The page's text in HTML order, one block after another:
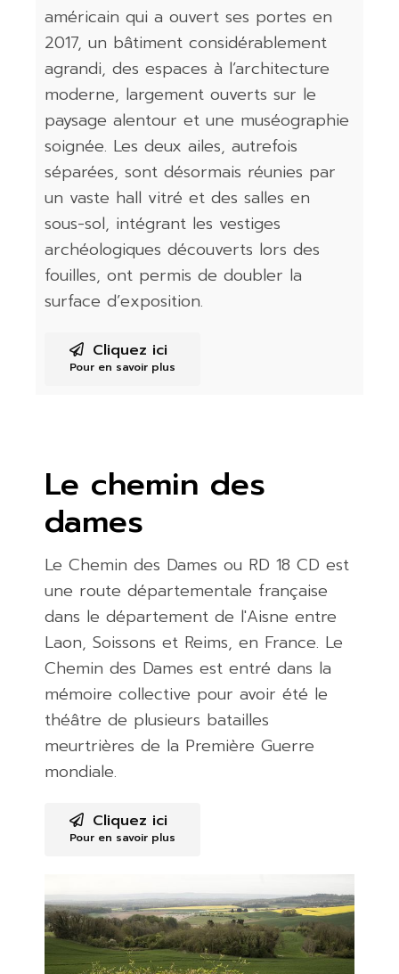
américain qui a ouvert ses portes en
2017, un bâtiment considérablement
agrandi, des espaces à l’architecture
moderne, largement ouverts sur le
paysage alentour et une muséographie
soignée. Les deux ailes, autrefois
séparées, sont désormais réunies par
un vaste hall vitré et des salles en
sous-sol, intégrant les vestiges
archéologiques découverts lors des
fouilles, ont permis de doubler la
surface d’exposition.
Cliquez ici
Pour en savoir plus
Le chemin des
dames
Le Chemin des Dames ou RD 18 CD est
une route départementale française
dans le département de l'Aisne entre
Laon, Soissons et Reims, en France. Le
Chemin des Dames est entré dans la
mémoire collective pour avoir été le
théâtre de plusieurs batailles
meurtrières de la Première Guerre
mondiale.
Cliquez ici
Pour en savoir plus